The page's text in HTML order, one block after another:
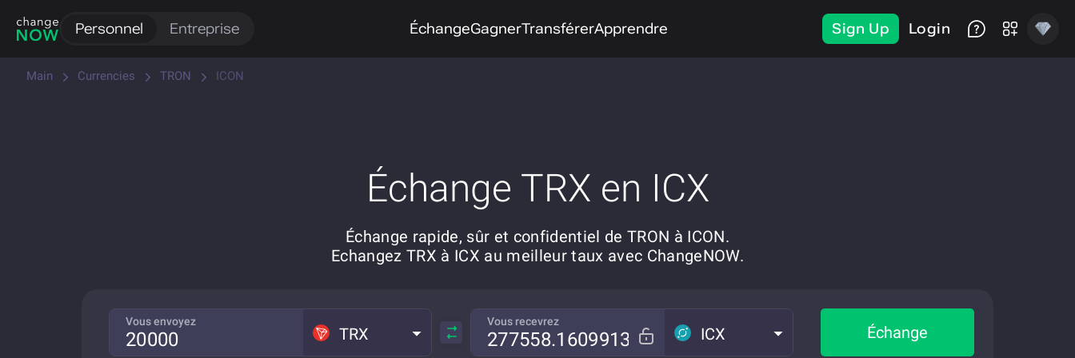
Personnel Entreprise ÉchangeGagnerTransférerApprendre Sign Up Login
Main Currencies TRON ICON
Échange TRX en ICX
Échange rapide, sûr et confidentiel de TRON à ICON.
Echangez TRX à ICX au meilleur taux avec ChangeNOW.
Vous envoyez
TRX
Vous recevrez
ICX Échange